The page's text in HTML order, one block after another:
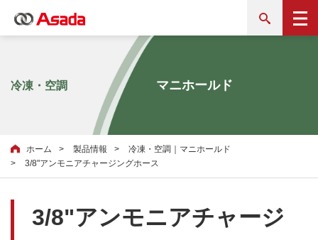
冷凍・空調 マニホールド
ホーム 製品情報
冷凍・空調｜マニホールド
3/8"アンモニアチャージングホース
3/8"アンモニアチャージ